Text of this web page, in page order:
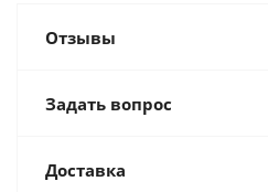
Отзывы
Задать вопрос
Доставка